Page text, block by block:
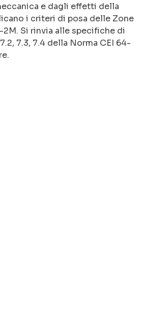
e dagli effetti della
i criteri di posa delle Zone
2M. Si rinvia alle specifiche di
7.3, 7.4 della Norma CEI 64-